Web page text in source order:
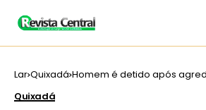
Lar Quixadá Homem é detido após
Quixadá